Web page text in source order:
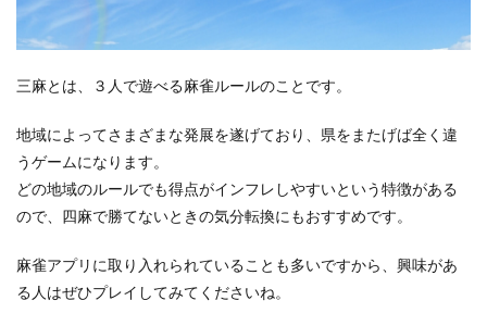
三麻とは、３人で遊べる麻雀ルールのことです。
地域によってさまざまな発展を遂げており、県をまたげば全く違
うゲームになります。
どの地域のルールでも得点がインフレしやすいという特徴がある
ので、四麻で勝てないときの気分転換にもおすすめです。
麻雀アプリに取り入れられていることも多いですから、興味があ
る人はぜひプレイしてみてくださいね。